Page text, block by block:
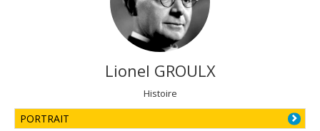
Lionel GROULX
Histoire
PORTRAIT